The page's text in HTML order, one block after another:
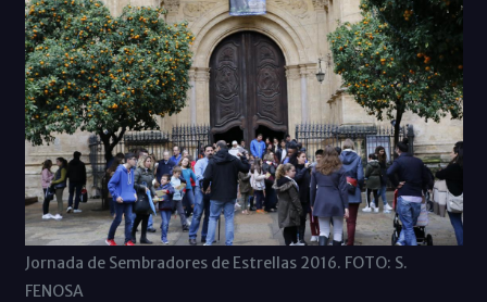
Jornada de Sembradores de Estrellas 2016. FOTO: S.
FENOSA